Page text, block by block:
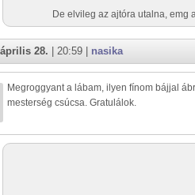
De elvileg az ajtóra utalna, emg
28. | 20:59 | nasika
Megroggyant a lábam, ilyen fínom bájjal
mesterség csúcsa. Gratulálok.